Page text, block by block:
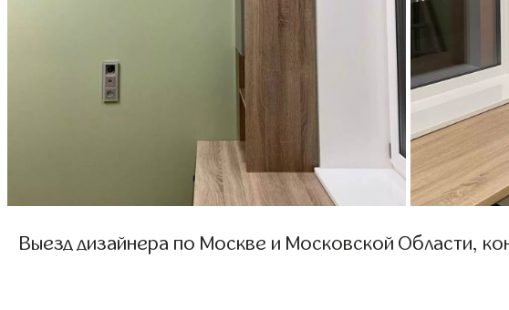
Выезд дизайнера по Москве и Московской Области,